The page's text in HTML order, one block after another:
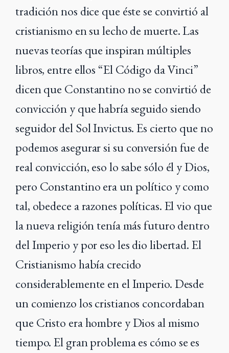
tradición nos dice que éste se convirtió al
cristianismo en su lecho de muerte. Las
nuevas teorías que inspiran múltiples
libros, entre ellos “El Código da Vinci”
dicen que Constantino no se convirtió de
convicción y que habría seguido siendo
seguidor del Sol Invictus. Es cierto que no
podemos asegurar si su conversión fue de
real convicción, eso lo sabe sólo él y Dios,
pero Constantino era un político y como
tal, obedece a razones políticas. El vio que
la nueva religión tenía más futuro dentro
del Imperio y por eso les dio libertad. El
Cristianismo había crecido
considerablemente en el Imperio. Desde
un comienzo los cristianos concordaban
que Cristo era hombre y Dios al mismo
tiempo. El gran problema es cómo se es